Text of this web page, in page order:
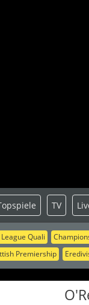
Quali
Premiership
TV